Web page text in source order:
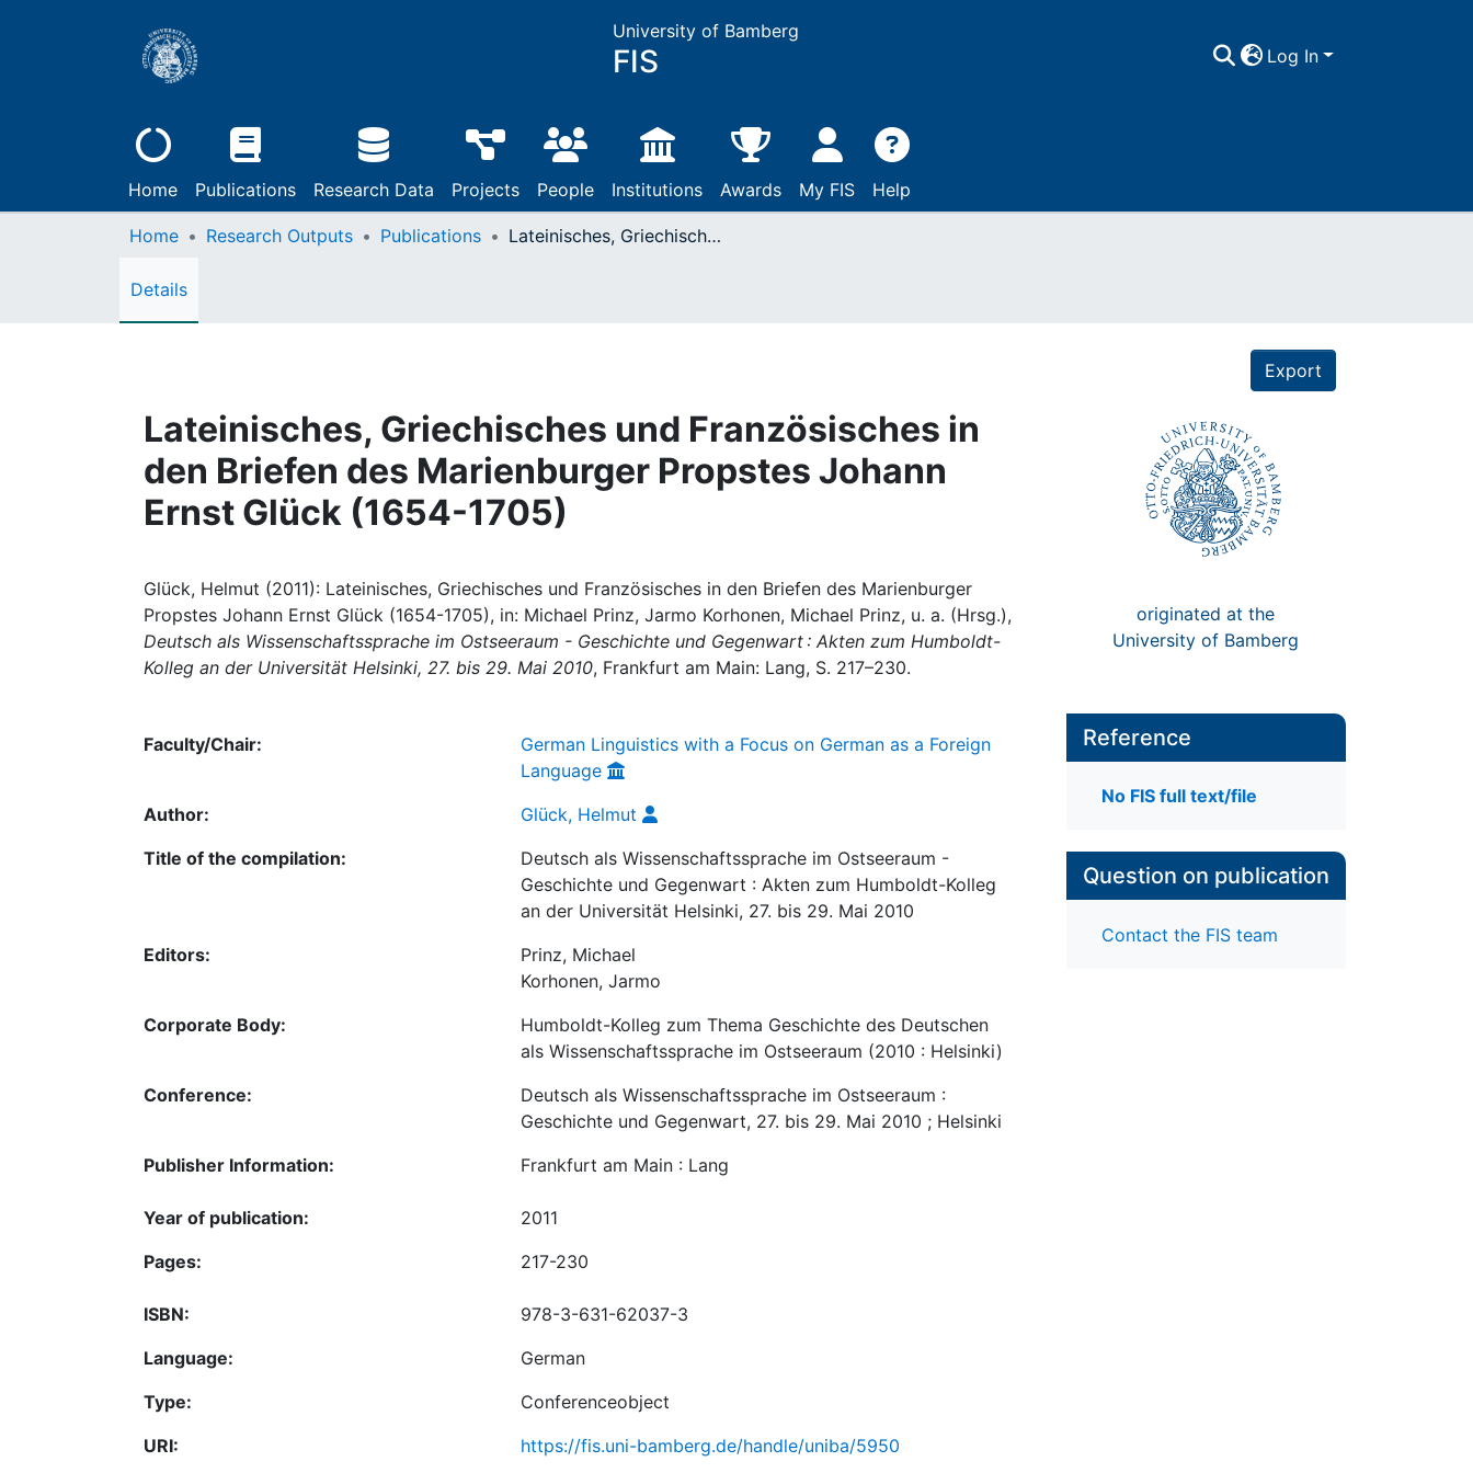
University of Bamberg
FIS Log In
Home Publications Research Data Projects People Institutions Awards My FIS Help
Home Research Outputs Publications Lateinisches, Griechisches und Französisches in den Briefen des Marienburger Propstes Johann Ernst Glück (1654-1705)
Details
Export
Lateinisches, Griechisches und Französisches in
den Briefen des Marienburger Propstes Johann
Ernst Glück (1654-1705)
Glück, Helmut (2011): Lateinisches, Griechisches und Französisches in den Briefen des Marienburger
Propstes Johann Ernst Glück (1654-1705), in: Michael Prinz, Jarmo Korhonen, Michael Prinz, u. a. (Hrsg.),
Deutsch als Wissenschaftssprache im Ostseeraum - Geschichte und Gegenwart : Akten zum Humboldt-
Kolleg an der Universität Helsinki, 27. bis 29. Mai 2010, Frankfurt am Main: Lang, S. 217–230.
originated at the
University of Bamberg
Faculty/Chair:
German Linguistics with a Focus on German as a Foreign
Language
Author:
Glück, Helmut
Title of the compilation:
Deutsch als Wissenschaftssprache im Ostseeraum -
Geschichte und Gegenwart : Akten zum Humboldt-Kolleg
an der Universität Helsinki, 27. bis 29. Mai 2010
Editors:
Prinz, Michael
Korhonen, Jarmo
Corporate Body:
Humboldt-Kolleg zum Thema Geschichte des Deutschen
als Wissenschaftssprache im Ostseeraum (2010 : Helsinki)
Conference:
Deutsch als Wissenschaftssprache im Ostseeraum :
Geschichte und Gegenwart, 27. bis 29. Mai 2010 ; Helsinki
Publisher Information:
Frankfurt am Main : Lang
Year of publication:
2011
Pages:
217-230
ISBN:
978-3-631-62037-3
Language:
German
Type:
Conferenceobject
URI:
https://fis.uni-bamberg.de/handle/uniba/5950
Reference
No FIS full text/file
Question on publication
Contact the FIS team